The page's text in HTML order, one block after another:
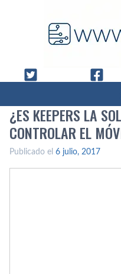
¿ES KEEPERS LA
CONTROLAR EL
Publicado el 6 julio, 2017